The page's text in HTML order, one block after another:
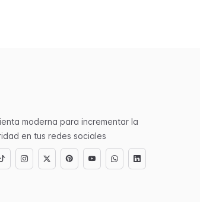
moderna para incrementar la
en tus redes sociales